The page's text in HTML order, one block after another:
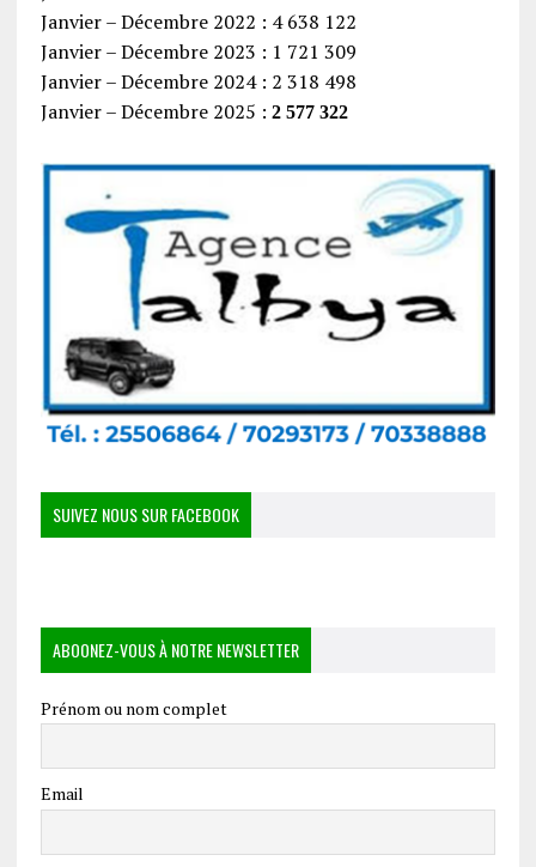
Janvier – Décembre 2022 : 4 638 122
Janvier – Décembre 2023 : 1 721 309
Janvier – Décembre 2024 : 2 318 498
Janvier – Décembre 2025 : 2 577 322
SUIVEZ NOUS SUR FACEBOOK
ABOONEZ-VOUS À NOTRE NEWSLETTER
Prénom ou nom complet
Email